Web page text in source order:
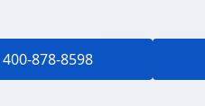
400-878-8598